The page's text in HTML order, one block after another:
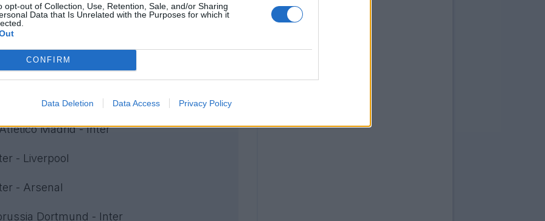
opt-out of Collection, Use, Retention, Sale, and/or Sharing
Data that Is Unrelated with the Purposes for which it
CONFIRM
Data Deletion Data Access Privacy Policy
- Inter
Saint-Gilloise - Inter
- Kairat Almaty
Madrid - Inter
- Liverpool
- Arsenal
Dortmund - Inter